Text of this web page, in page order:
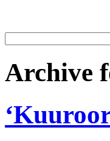
Archive